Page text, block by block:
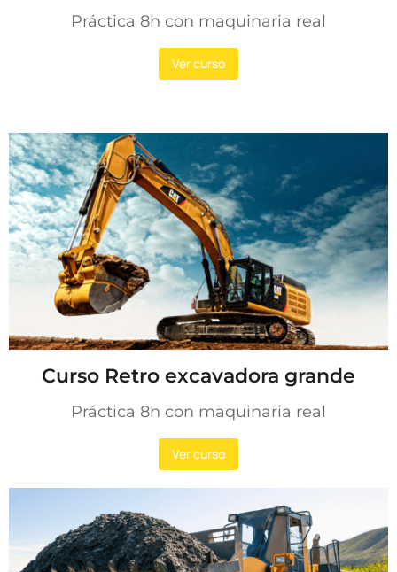
Práctica 8h con maquinaria real
Ver curso
Curso Retro excavadora grande
Práctica 8h con maquinaria real
Ver curso